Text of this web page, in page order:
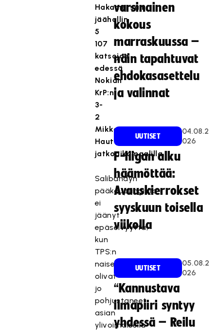
Hakametsän
jäähallin
5
107
katsojan
edessä
Nokian
KrP:n
3-
2
Mikko
Hautaniemen
jatkoaikamaalilla.
Salibandyn
pääkaupungista
ei
jäänyt
epäselvyyttä,
kun
TPS:n
naiset
olivat
jo
pohjustaneet
asian
ylivoimaisella
varsinainen
kokous
marraskuussa –
näin tapahtuvat
ehdokasasettelu
ja valinnat
UUTISET
04.08.2
026
F-liigan alku
häämöttää:
Avauskierrokset
syyskuun toisella
viikolla
UUTISET
05.08.2
026
“Kannustava
ilmapiiri syntyy
yhdessä – Reilu